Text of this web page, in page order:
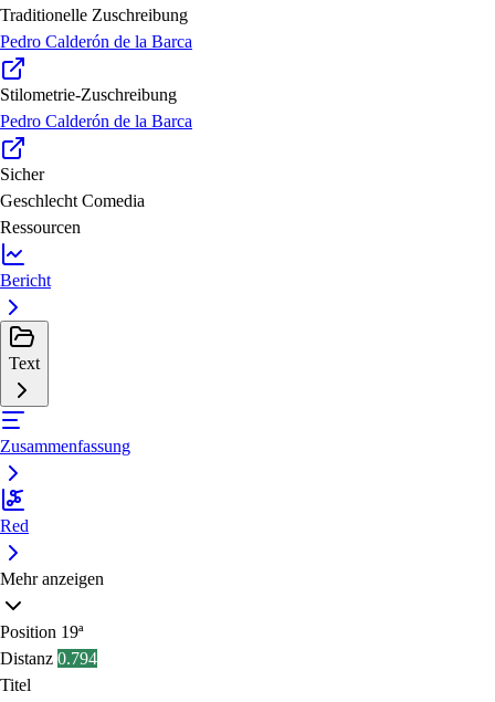
Traditionelle Zuschreibung
Pedro Calderón de la Barca
Stilometrie-Zuschreibung
Pedro Calderón de la Barca
Sicher
Geschlecht Comedia
Ressourcen
Bericht
Text
Zusammenfassung
Red
Mehr anzeigen
Position 19ª
Distanz 0.794
Titel